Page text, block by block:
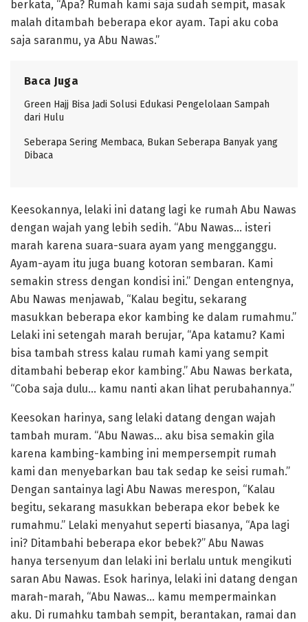
berkata, “Apa? Rumah kami saja sudah sempit, masak
malah ditambah beberapa ekor ayam. Tapi aku coba
saja saranmu, ya Abu Nawas.”
Baca Juga
Green Hajj Bisa Jadi Solusi Edukasi Pengelolaan Sampah
dari Hulu
Seberapa Sering Membaca, Bukan Seberapa Banyak yang
Dibaca
Keesokannya, lelaki ini datang lagi ke rumah Abu Nawas
dengan wajah yang lebih sedih. “Abu Nawas… isteri
marah karena suara-suara ayam yang mengganggu.
Ayam-ayam itu juga buang kotoran sembaran. Kami
semakin stress dengan kondisi ini.” Dengan entengnya,
Abu Nawas menjawab, “Kalau begitu, sekarang
masukkan beberapa ekor kambing ke dalam rumahmu.”
Lelaki ini setengah marah berujar, “Apa katamu? Kami
bisa tambah stress kalau rumah kami yang sempit
ditambahi beberap ekor kambing.” Abu Nawas berkata,
“Coba saja dulu… kamu nanti akan lihat perubahannya.”
Keesokan harinya, sang lelaki datang dengan wajah
tambah muram. “Abu Nawas… aku bisa semakin gila
karena kambing-kambing ini mempersempit rumah
kami dan menyebarkan bau tak sedap ke seisi rumah.”
Dengan santainya lagi Abu Nawas merespon, “Kalau
begitu, sekarang masukkan beberapa ekor bebek ke
rumahmu.” Lelaki menyahut seperti biasanya, “Apa lagi
ini? Ditambahi beberapa ekor bebek?” Abu Nawas
hanya tersenyum dan lelaki ini berlalu untuk mengikuti
saran Abu Nawas. Esok harinya, lelaki ini datang dengan
marah-marah, “Abu Nawas… kamu mempermainkan
aku. Di rumahku tambah sempit, berantakan, ramai dan